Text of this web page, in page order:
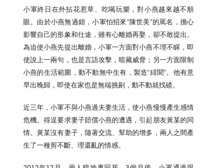
小軍終日在外拈花惹草、吃喝玩樂，對小燕越來越不順
眼。由於小燕無過錯，小軍怕招來“陳世美”的罵名，擔心
影響自己的形象和仕途，雖有心離婚再娶，卻不敢提出。
為迫使小燕先提出離婚，小軍一方面對小燕不理不睬，即
使說上一兩句，也是言語攻擊，暗藏威脅；另一方面限制
小燕的生活範圍，動不動無中生有，製造“緋聞”。他有意
早出晚歸，即使在家也是無端挑剔，動不動就找碴。
近三年，小軍不與小燕過夫妻生活，使小燕慢慢產生感情
危機。得逞要求妻子賠償小燕的遭遇，引起朋友黃某的同
情。黃某沒有妻子，隨著交流、幫助的增多，兩人之間產
生了一種剪不斷、理還亂的情感。